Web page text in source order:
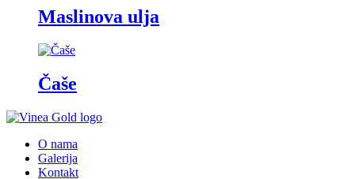
Maslinova ulja
Čaše
O nama
Galerija
Kontakt